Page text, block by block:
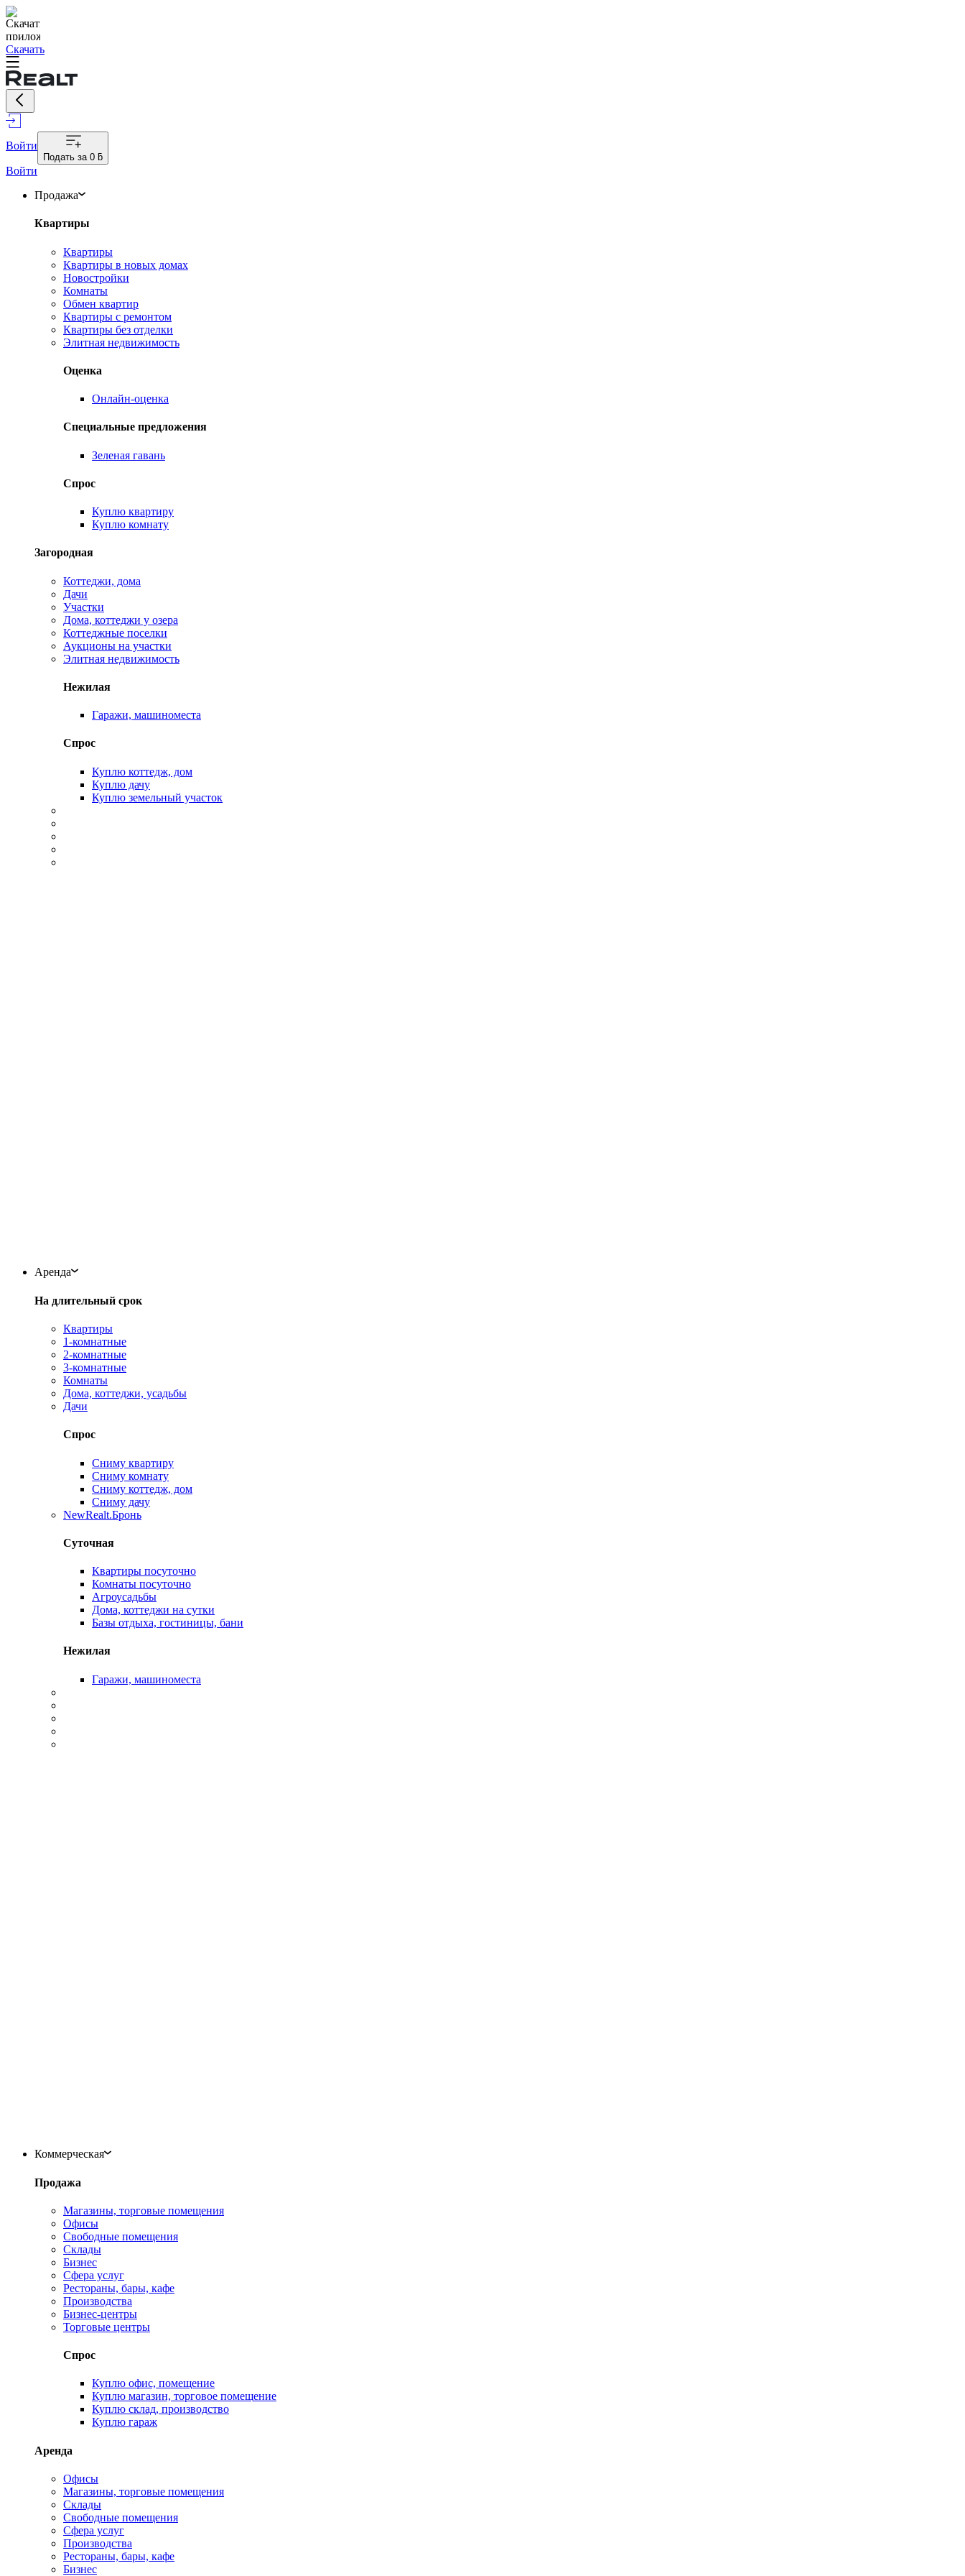
Скачать
Войти
Подать за 0 ƃ
Войти
Продажа
Квартиры
Квартиры
Квартиры в новых домах
Новостройки
Комнаты
Обмен квартир
Квартиры с ремонтом
Квартиры без отделки
Элитная недвижимость
Оценка
Онлайн-оценка
Специальные предложения
Зеленая гавань
Спрос
Куплю квартиру
Куплю комнату
Загородная
Коттеджи, дома
Дачи
Участки
Дома, коттеджи у озера
Коттеджные поселки
Аукционы на участки
Элитная недвижимость
Нежилая
Гаражи, машиноместа
Спрос
Куплю коттедж, дом
Куплю дачу
Куплю земельный участок
Аренда
На длительный срок
Квартиры
1-комнатные
2-комнатные
3-комнатные
Комнаты
Дома, коттеджи, усадьбы
Дачи
Спрос
Сниму квартиру
Сниму комнату
Сниму коттедж, дом
Сниму дачу
NewRealt.Бронь
Суточная
Квартиры посуточно
Комнаты посуточно
Агроусадьбы
Дома, коттеджи на сутки
Базы отдыха, гостиницы, бани
Нежилая
Гаражи, машиноместа
Коммерческая
Продажа
Магазины, торговые помещения
Офисы
Свободные помещения
Склады
Бизнес
Сфера услуг
Рестораны, бары, кафе
Производства
Бизнес-центры
Торговые центры
Спрос
Куплю офис, помещение
Куплю магазин, торговое помещение
Куплю склад, производство
Куплю гараж
Аренда
Офисы
Магазины, торговые помещения
Склады
Свободные помещения
Сфера услуг
Производства
Рестораны, бары, кафе
Бизнес